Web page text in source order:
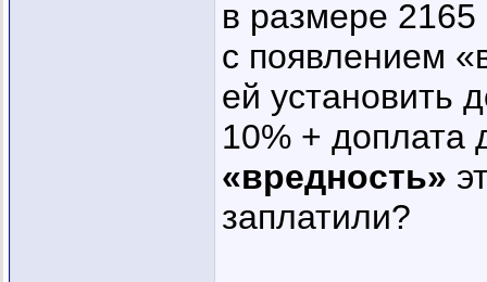
в размере
с появлением
ей установить
10% + доплата
«вредность»
заплатили?